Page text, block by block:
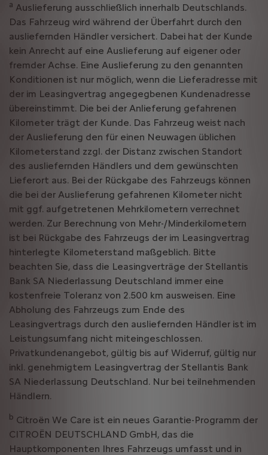
a Auslieferung ausschließlich innerhalb Deutschlands.
Das Fahrzeug wird während der Überfahrt durch den
ausliefernden Händler versichert. Dabei hat der Kunde
kein Anrecht auf eine Auslieferung auf eigener oder
fremder Achse. Eine Auslieferung zu den genannten
Konditionen ist nur möglich, wenn die Lieferadresse mit
der im Leasingvertrag angegegbenen Kundenadresse
übereinstimmt. Die bei der Anlieferung gefahrenen
Kilometer trägt der Kunde. Das Fahrzeug weist nach
der Auslieferung den für einen Neuwagen üblichen
Kilometerstand zzgl. der Distanz zwischen Standort
des ausliefernden Händlers und dem gewünschten
Lieferort aus. Bei der Rückgabe des Fahrzeugs können
die bei der Auslieferung gefahrenen Kilometer nicht
mit ggf. aufgetretenen Mehrkilometern verrechnet
werden. Zur Berechnung von Mehr-/Minderkilometern
ist bei Rückgabe des Fahrzeugs der im Leasingvertrag
hinterlegte Kilometerstand maßgeblich. Bitte
beachten Sie, dass die Leasingverträge der Stellantis
Bank SA Niederlassung Deutschland immer eine
kostenfreie Toleranz von 2.500 km ausweisen. Eine
Abholung des Fahrzeugs zum Ende des
Leasingvertrags durch den ausliefernden Händler ist im
Leistungsumfang nicht miteingeschlossen.
Privatkundenangebot, gültig bis auf Widerruf, gültig nur
inkl. genehmigtem Leasingvertrag der Stellantis Bank
SA Niederlassung Deutschland. Nur bei teilnehmenden
Händlern.
b Citroën We Care ist ein neues Garantie-Programm der
CITROËN DEUTSCHLAND GmbH, das die
Hauptkomponenten Ihres Fahrzeugs umfasst und in